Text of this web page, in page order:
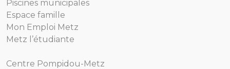
Piscines municipales
Espace famille
Mon Emploi Metz
Metz l’étudiante
Centre Pompidou-Metz